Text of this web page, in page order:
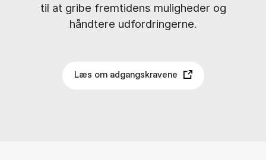
til at gribe fremtidens muligheder og
håndtere udfordringerne.
Læs om adgangskravene